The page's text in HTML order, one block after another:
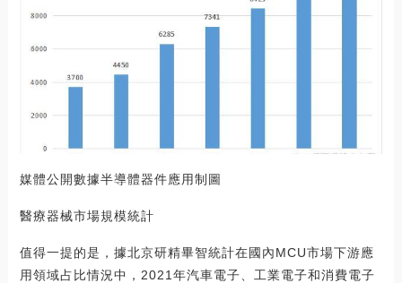
媒體公開數據半導體器件應用制圖
醫療器械市場規模統計
值得一提的是，據北京研精畢智統計在國內MCU市場下游應
用領域占比情況中，2021年汽車電子、工業電子和消費電子